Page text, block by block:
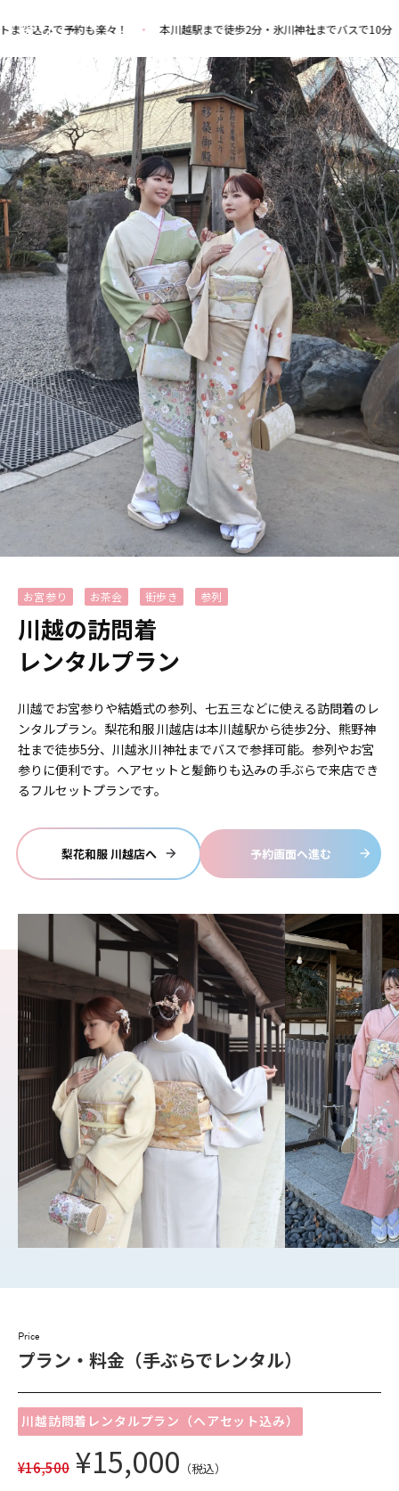
々！ 本川越駅まで徒歩2分・氷川神社までバスで10分 手ぶらで訪
お宮参り お茶会 街歩き 参列
川越の訪問着
レンタルプラン
川越でお宮参りや結婚式の参列、七五三などに使える訪問着のレ
ンタルプラン。梨花和服 川越店は本川越駅から徒歩2分、熊野神
社まで徒歩5分、川越氷川神社までバスで参拝可能。参列やお宮
参りに便利です。ヘアセットと髪飾りも込みの手ぶらで来店でき
るフルセットプランです。
梨花和服 川越店へ 予約画面へ進む
Price
プラン・料金（手ぶらでレンタル）
川越訪問着レンタルプラン（ヘアセット込み）
¥16,500 ¥15,000 （税込）